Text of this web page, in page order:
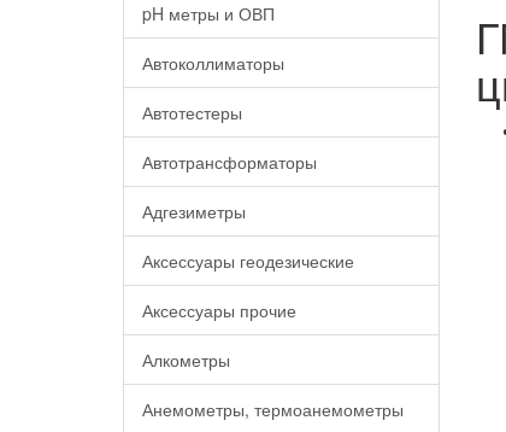
pH метры и ОВП
Автоколлиматоры
Автотестеры
Автотрансформаторы
Адгезиметры
Аксессуары геодезические
Аксессуары прочие
Алкометры
Анемометры, термоанемометры